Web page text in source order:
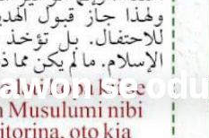
se